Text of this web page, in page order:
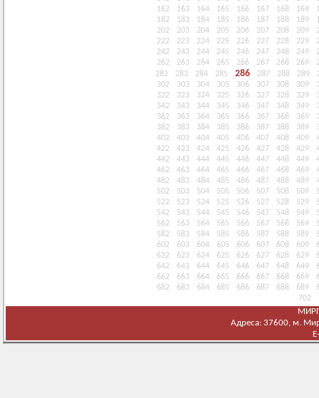
162
163 164 165 166 167 168 169
182
183 184 185 186 187 188 189
202
203 204 205 206 207 208 209
222
223 224 225 226 227 228 229
242
243 244 245 246 247 248 249
262
263 264 265 266 267 268 269
282
283 284 285 286 287 288 289
302
303 304 305 306 307 308 309
322
323 324 325 326 327 328 329
342
343 344 345 346 347 348 349
362
363 364 365 366 367 368 369
382
383 384 385 386 387 388 389
402
403 404 405 406 407 408 409
422
423 424 425 426 427 428 429
442
443 444 445 446 447 448 449
462
463 464 465 466 467 468 469
482
483 484 485 486 487 488 489
502
503 504 505 506 507 508 509
522
523 524 525 526 527 528 529
542
543 544 545 546 547 548 549
562
563 564 565 566 567 568 569
582
583 584 585 586 587 588 589
602
603 604 605 606 607 608 609
622
623 624 625 626 627 628 629
642
643 644 645 646 647 648 649
662
663 664 665 666 667 668 669
682
683 684 685 686 687 688 689
702
Адреса: 37600, м.